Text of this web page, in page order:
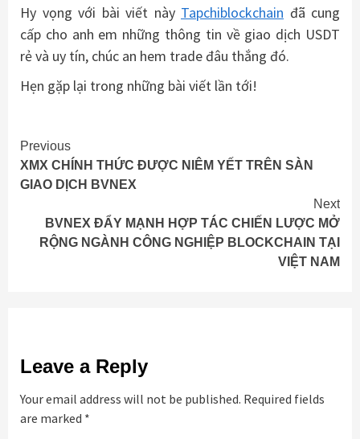
Hy vọng với bài viết này Tapchiblockchain đã cung
cấp cho anh em những thông tin về giao dịch USDT
rẻ và uy tín, chúc an hem trade đâu thắng đó.
Hẹn gặp lại trong những bài viết lần tới!
Continue
Reading
Previous
XMX CHÍNH THỨC ĐƯỢC NIÊM YẾT TRÊN SÀN
GIAO DỊCH BVNEX
Next
BVNEX ĐẨY MẠNH HỢP TÁC CHIẾN LƯỢC MỞ
RỘNG NGÀNH CÔNG NGHIỆP BLOCKCHAIN TẠI
VIỆT NAM
Leave a Reply
Your email address will not be published. Required fields
are marked *